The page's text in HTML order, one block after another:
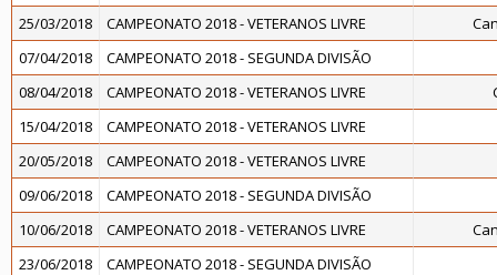
25/03/2018
CAMPEONATO 2018 - VETERANOS LIVRE
07/04/2018
CAMPEONATO 2018 - SEGUNDA DIVISÃO
08/04/2018
CAMPEONATO 2018 - VETERANOS LIVRE
15/04/2018
CAMPEONATO 2018 - VETERANOS LIVRE
20/05/2018
CAMPEONATO 2018 - VETERANOS LIVRE
09/06/2018
CAMPEONATO 2018 - SEGUNDA DIVISÃO
10/06/2018
CAMPEONATO 2018 - VETERANOS LIVRE
23/06/2018
CAMPEONATO 2018 - SEGUNDA DIVISÃO